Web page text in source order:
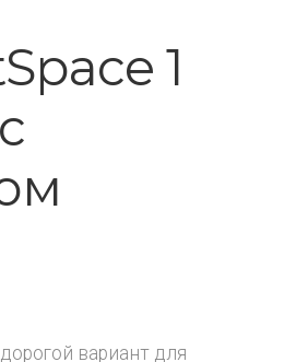
1
вариант для